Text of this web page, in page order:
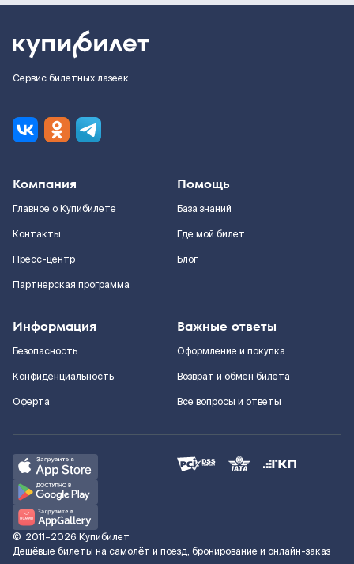
Сервис билетных лазеек
Компания
Главное о Купибилете
Контакты
Пресс-центр
Партнерская программа
Помощь
База знаний
Где мой билет
Блог
Информация
Безопасность
Конфиденциальность
Оферта
Важные ответы
Оформление и покупка
Возврат и обмен билета
Все вопросы и ответы
© 2011–2026 Купибилет
Дешёвые билеты на самолёт и поезд, бронирование и онлайн-заказ